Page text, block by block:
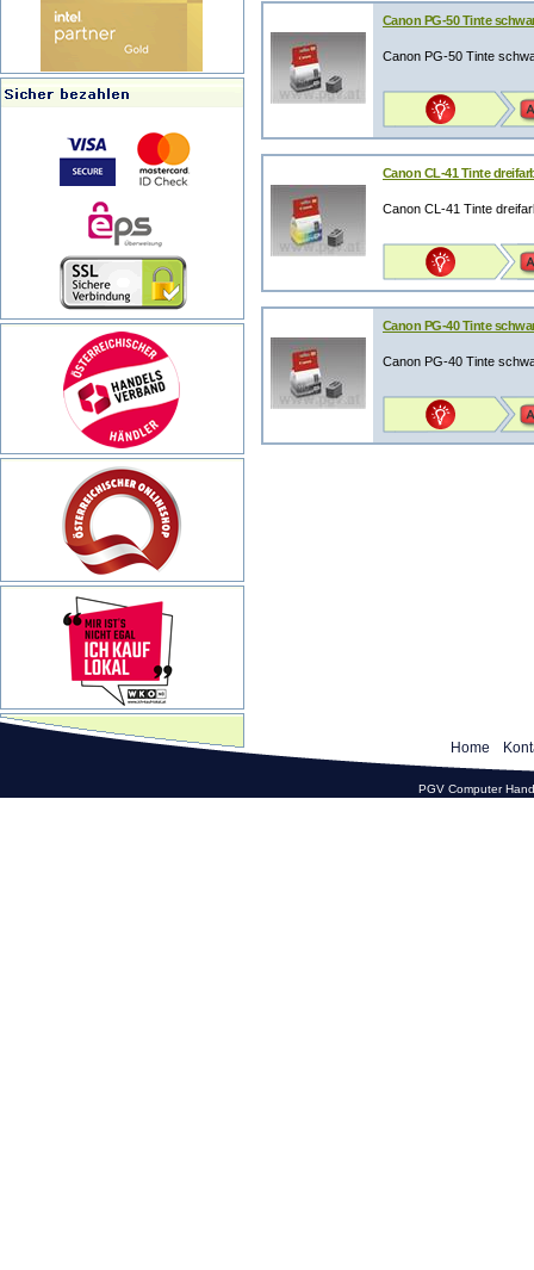
Canon PG-50 Tinte
Canon PG-50 Tinte
Canon CL-41 Tinte
Canon CL-41 Tinte
Canon PG-40 Tinte
Canon PG-40 Tinte
Home
PGV Computer